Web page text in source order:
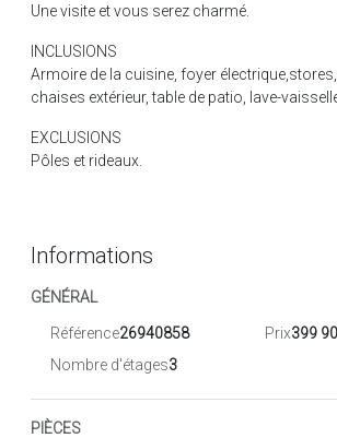
Une visite et vous serez charmé.
INCLUSIONS
Armoire de la cuisine, foyer
chaises extérieur, table de patio, lave-
EXCLUSIONS
Pôles et rideaux.
Informations
GÉNÉRAL
Référence26940858 Prix399
Nombre d'étages3
PIÈCES